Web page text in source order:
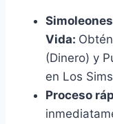
Vida:
(Dinero) y
en Los
Proceso